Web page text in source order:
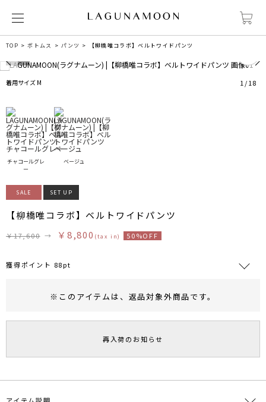
TOP ボトムス パンツ 【柳橋唯コラボ】ベルトワイドパンツ
着用サイズ M 1 /18
チャコールグレ
ー
ベージュ
SALE SET UP
【柳橋唯コラボ】ベルトワイドパンツ
￥17,600 → ￥8,800 (tax in) 50%OFF
獲得ポイント 88pt
旧 MS PASSPORTポイント
88ポイント獲得
ポイントについて
※このアイテムは、 返品対象外商品です。
再入荷のお知らせ